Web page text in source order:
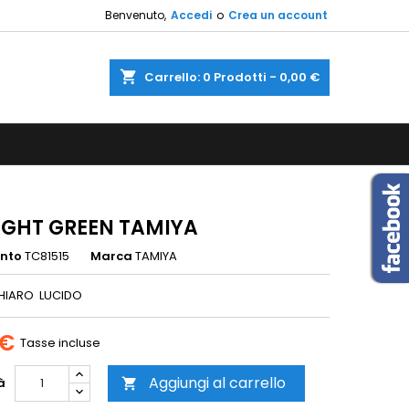
Benvenuto, Accedi o Crea un account
shopping_cart Carrello: 0 Prodotti - 0,00 €
GREEN TAMIYA
TC81515 Marca TAMIYA
LUCIDO
Tasse incluse
 Aggiungi al carrello